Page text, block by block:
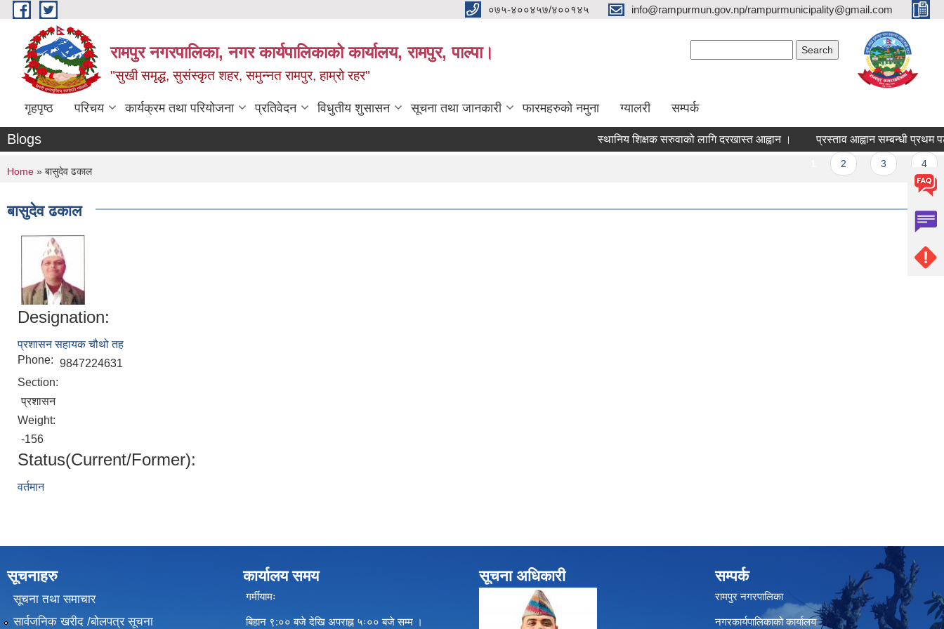
Skip to main content ०७५-४००४५७/४००१४५ info@rampurmun.gov.np/rampurmunicipality@gmail.com
रामपुर नगरपालिका, नगर कार्यपालिकाको कार्यालय, रामपुर, पाल्पा।
"सुखी समृद्ध, सुसंस्कृत शहर, समुन्नत रामपुर, हाम्रो रहर"
गृहपृष्ठ परिचय कार्यक्रम तथा परियोजना प्रतिवेदन विधुतीय शुसासन सूचना तथा जानकारी फारमहरुको नमुना ग्यालरी सम्पर्क
Blogs स्थानिय शिक्षक सरुवाको लागि दरखास्त आह्वान । प्रस्ताव आह्वान सम्बन्धी प्रथम
You are here
Home » बासुदेव ढकाल
बासुदेव ढकाल
Designation:
प्रशासन सहायक चौथो तह
Phone: 9847224631
Section:
प्रशासन
Weight:
-156
Status(Current/Former):
वर्तमान
सूचनाहरु
सूचना तथा समाचार
सार्वजनिक खरीद /बोलपत्र सूचना
कार्यालय समय
गर्मीयामः
बिहान ९:०० बजे देखि अपराह्न ५ः०० बजे सम्म ।
सूचना अधिकारी सम्पर्क
रामपुर नगरपालिका
नगरकार्यपालिकाको कार्यालय